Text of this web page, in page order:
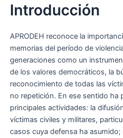
Introducción
APRODEH reconoce la
memorias del período de
generaciones como un
de los valores democráticos, la
reconocimiento de todas las
no repetición. En ese sentido ha
principales actividades: la
víctimas civiles y militares,
casos cuya defensa ha